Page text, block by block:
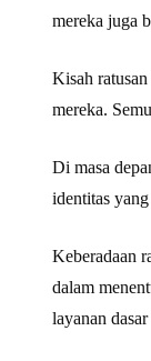
mereka juga
Kisah
mereka.
Di masa
identitas
Keberadaan
dalam
layanan